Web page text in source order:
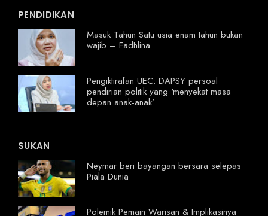
PENDIDIKAN
Masuk Tahun Satu usia enam tahun bukan
wajib – Fadhlina
Pengiktirafan UEC: DAPSY persoal
pendirian politik yang ‘menyekat masa
depan anak-anak’
SUKAN
Neymar beri bayangan bersara selepas
Piala Dunia
Polemik Pemain Warisan & Implikasinya